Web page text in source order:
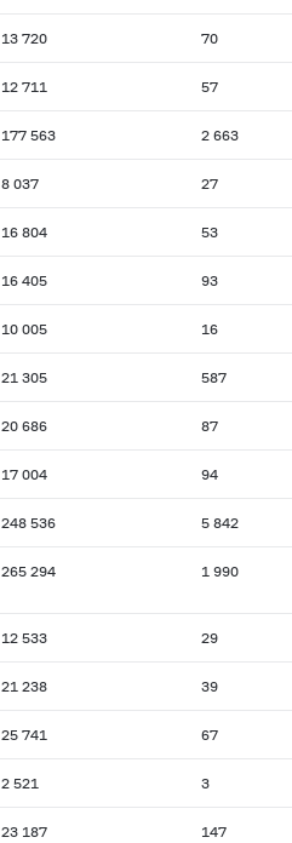
13 720 70
12 711 57
177 563 2 663
8 037 27
16 804 53
16 405 93
10 005 16
21 305 587
20 686 87
17 004 94
248 536 5 842
265 294 1 990
12 533 29
21 238 39
25 741 67
2 521 3
23 187 147